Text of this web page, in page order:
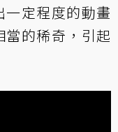
定程度的動畫
的稀奇，引起